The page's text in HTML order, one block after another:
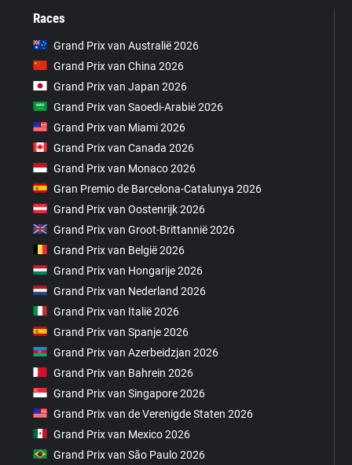
Races
Grand Prix van Australië 2026
Grand Prix van China 2026
Grand Prix van Japan 2026
Grand Prix van Saoedi-Arabië 2026
Grand Prix van Miami 2026
Grand Prix van Canada 2026
Grand Prix van Monaco 2026
Gran Premio de Barcelona-Catalunya 2026
Grand Prix van Oostenrijk 2026
Grand Prix van Groot-Brittannië 2026
Grand Prix van België 2026
Grand Prix van Hongarije 2026
Grand Prix van Nederland 2026
Grand Prix van Italië 2026
Grand Prix van Spanje 2026
Grand Prix van Azerbeidzjan 2026
Grand Prix van Bahrein 2026
Grand Prix van Singapore 2026
Grand Prix van de Verenigde Staten 2026
Grand Prix van Mexico 2026
Grand Prix van São Paulo 2026